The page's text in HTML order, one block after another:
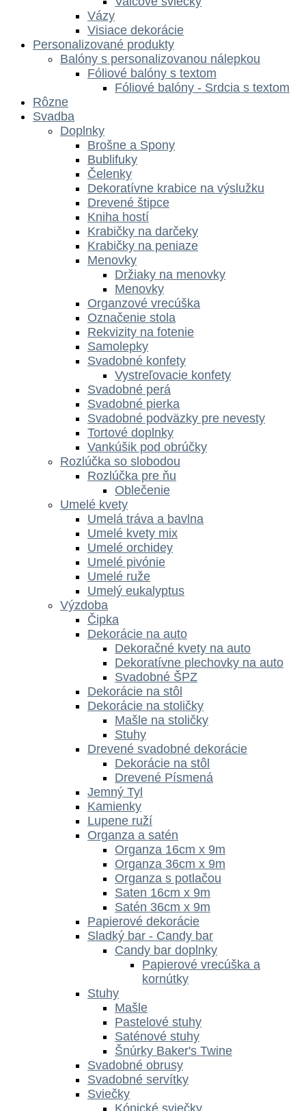
Vázy
Visiace dekorácie
Personalizované produkty
Balóny s personalizovanou nálepkou
Fóliové balóny s textom
Fóliové balóny - Srdcia s textom
Rôzne
Svadba
Doplnky
Brošne a Spony
Bublifuky
Čelenky
Dekoratívne krabice na výslužku
Drevené štipce
Kniha hostí
Krabičky na darčeky
Krabičky na peniaze
Menovky
Držiaky na menovky
Menovky
Organzové vrecúška
Označenie stola
Rekvizity na fotenie
Samolepky
Svadobné konfety
Vystreľovacie konfety
Svadobné perá
Svadobné pierka
Svadobné podväzky pre nevesty
Tortové doplnky
Vankúšik pod obrúčky
Rozlúčka so slobodou
Rozlúčka pre ňu
Oblečenie
Umelé kvety
Umelá tráva a bavlna
Umelé kvety mix
Umelé orchidey
Umelé pivónie
Umelé ruže
Umelý eukalyptus
Výzdoba
Čipka
Dekorácie na auto
Dekoračné kvety na auto
Dekoratívne plechovky na auto
Svadobné ŠPZ
Dekorácie na stôl
Dekorácie na stoličky
Mašle na stoličky
Stuhy
Drevené svadobné dekorácie
Dekorácie na stôl
Drevené Písmená
Jemný Tyl
Kamienky
Lupene ruží
Organza a satén
Organza 16cm x 9m
Organza 36cm x 9m
Organza s potlačou
Saten 16cm x 9m
Satén 36cm x 9m
Papierové dekorácie
Sladký bar - Candy bar
Candy bar doplnky
Papierové vrecúška a
kornútky
Stuhy
Mašle
Pastelové stuhy
Saténové stuhy
Šnúrky Baker's Twine
Svadobné obrusy
Svadobné servítky
Sviečky
Kónické sviečky